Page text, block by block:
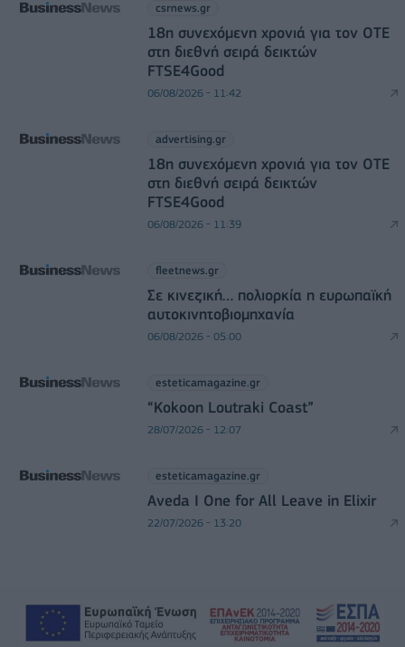
csrnews.gr
18η συνεχόμενη χρονιά για τον ΟΤΕ
στη διεθνή σειρά δεικτών
FTSE4Good
06/08/2026 - 11:42
advertising.gr
18η συνεχόμενη χρονιά για τον ΟΤΕ
στη διεθνή σειρά δεικτών
FTSE4Good
06/08/2026 - 11:39
fleetnews.gr
Σε κινεζική… πολιορκία η ευρωπαϊκή
αυτοκινητοβιομηχανία
06/08/2026 - 05:00
esteticamagazine.gr
“Kokoon Loutraki Coast”
28/07/2026 - 12:07
esteticamagazine.gr
Aveda I One for All Leave in Elixir
22/07/2026 - 13:20